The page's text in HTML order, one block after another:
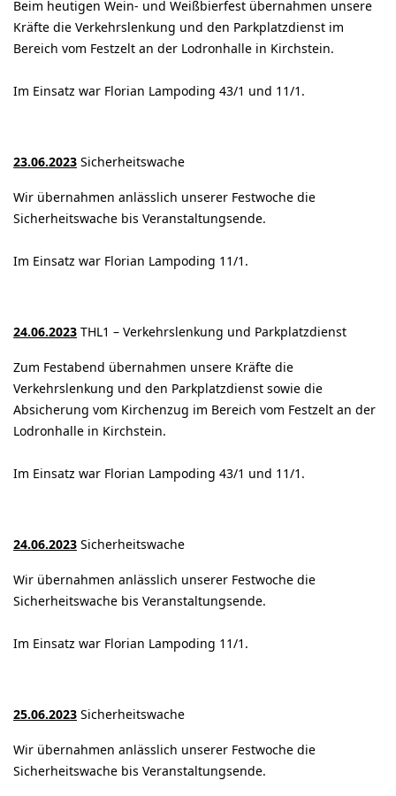
Beim heutigen Wein- und Weißbierfest übernahmen unsere
Kräfte die Verkehrslenkung und den Parkplatzdienst im
Bereich vom Festzelt an der Lodronhalle in Kirchstein.
Im Einsatz war Florian Lampoding 43/1 und 11/1.
23.06.2023 Sicherheitswache
Wir übernahmen anlässlich unserer Festwoche die
Sicherheitswache bis Veranstaltungsende.
Im Einsatz war Florian Lampoding 11/1.
24.06.2023 THL1 – Verkehrslenkung und Parkplatzdienst
Zum Festabend übernahmen unsere Kräfte die
Verkehrslenkung und den Parkplatzdienst sowie die
Absicherung vom Kirchenzug im Bereich vom Festzelt an der
Lodronhalle in Kirchstein.
Im Einsatz war Florian Lampoding 43/1 und 11/1.
24.06.2023 Sicherheitswache
Wir übernahmen anlässlich unserer Festwoche die
Sicherheitswache bis Veranstaltungsende.
Im Einsatz war Florian Lampoding 11/1.
25.06.2023 Sicherheitswache
Wir übernahmen anlässlich unserer Festwoche die
Sicherheitswache bis Veranstaltungsende.